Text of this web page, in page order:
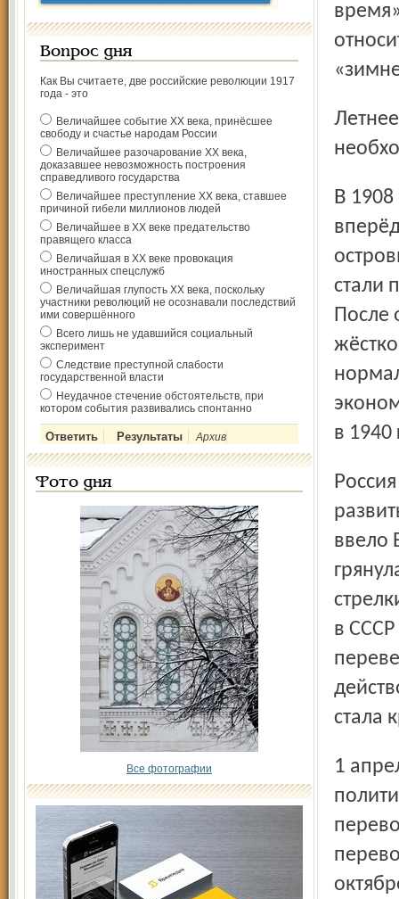
Вопрос дня
Как Вы считаете, две российские революции 1917
года - это
Величайшее событие ХХ века, принёсшее
свободу и счастье народам России
Величайшее разочарование ХХ века,
доказавшее невозможность построения
справедливого государства
Величайшее преступление ХХ века, ставшее
причиной гибели миллионов людей
Величайшее в ХХ веке предательство
правящего класса
Величайшая в ХХ веке провокация
иностранных спецслужб
Величайшая глупость ХХ века, поскольку
участники революций не осознавали последствий
ими совершённого
Всего лишь не удавшийся социальный
эксперимент
Следствие преступной слабости
государственной власти
Неудачное стечение обстоятельств, при
котором события развивались спонтанно
Архив
Фото дня
Все фотографии
Летнее время появилось и, главное, прижилось из-за
В 1908 году в Великобритании перевели стрелки на час
стали
После
в
Россия в вопросе времени копировала экономически
ввело
в
стала
1 апреля 1981 года перевод стрелок вновь стал